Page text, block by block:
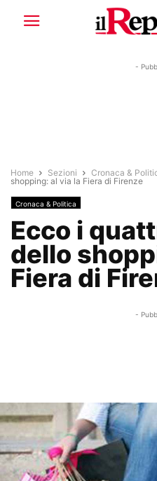
-
Home Sezioni Cronaca &
shopping: al via la Fiera di Firenze
Cronaca & Politica
Ecco i
dello
Fiera di
-